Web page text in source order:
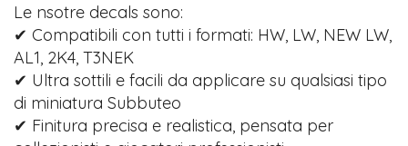
Le nsotre decals sono:
✔ Compatibili con tutti i formati: HW, LW, NEW LW,
AL1, 2K4, T3NEK
✔ Ultra sottili e facili da applicare su qualsiasi tipo
di miniatura Subbuteo
✔ Finitura precisa e realistica, pensata per